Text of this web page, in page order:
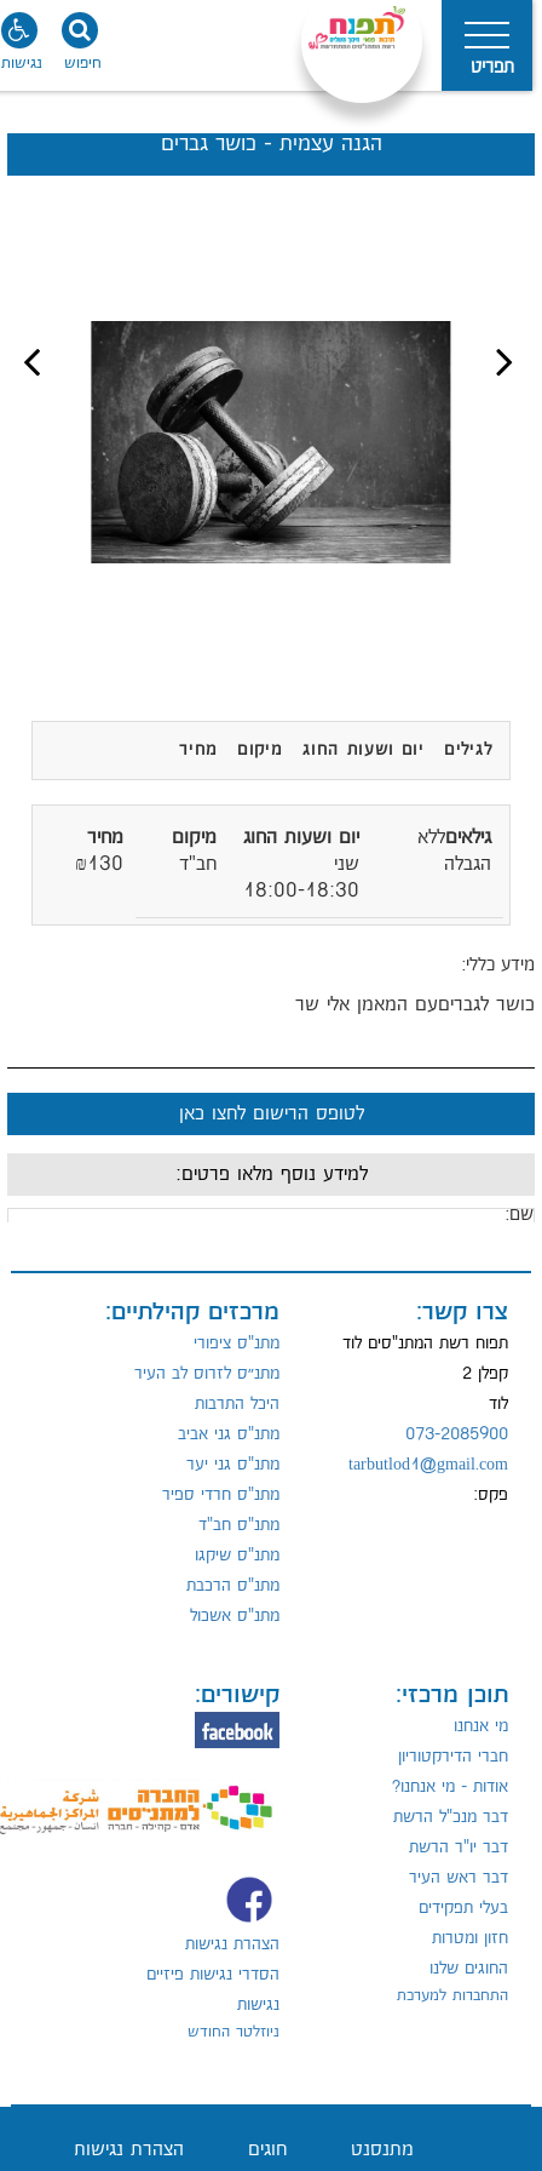
תפריט נגישות חיפוש
הגנה עצמית - כושר גברים
לגילים יום ושעות החוג מיקום מחיר
ללא
הגבלה
שני
18:00-18:30
חב"ד ₪130
כללי:
לגבריםעם המאמן אלי שר
לטופס הרישום לחצו כאן
למידע נוסף מלאו פרטים:
צרו קשר:
תפוח רשת המתנ"סים לוד
קפלן 2
לוד
073-2085900
tarbutlod1@gmail.com
פקס:
מרכזים קהילתיים:
מתנ"ס ציפורי
מתנ״ס לזרוס לב העיר
היכל התרבות
מתנ"ס גני אביב
מתנ"ס גני יער
מתנ"ס חרדי ספיר
מתנ"ס חב"ד
מתנ"ס שיקגו
מתנ"ס הרכבת
מתנ"ס אשכול
תוכן מרכזי:
מי אנחנו
חברי הדירקטוריון
אודות - מי אנחנו?
דבר מנכ"ל הרשת
דבר יו"ר הרשת
דבר ראש העיר
בעלי תפקידים
חזון ומטרות
החוגים שלנו
התחברות למערכת
קישורים:
הצהרת נגישות
הסדרי נגישות פיזיים
נגישות
ניוזלטר החודש
מתנסנט חוגים הצהרת נגישות